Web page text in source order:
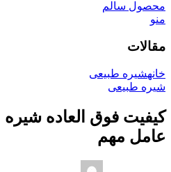
منو
مقالات
خانهشیره طبیعی
شیره طبیعی
عامل مهم